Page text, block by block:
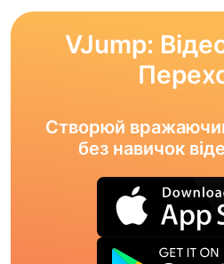
VJump:
Створюй
без навичок